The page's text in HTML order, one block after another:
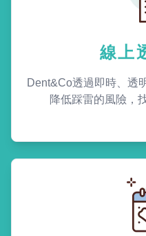
線上
Dent&Co透過即時、透
降低踩雷的風險，